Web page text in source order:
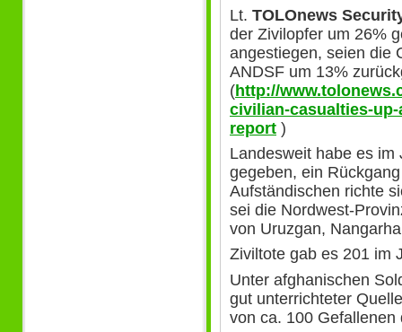
Lt. TOLOnews
der Zivilopfer um 26%
angestiegen, seien die
ANDSF um 13%
(http://
civilian-casualties-
report )
Landesweit habe es
gegeben, ein
Aufständischen richte
sei die Nordwest-
von Uruzgan,
Ziviltote gab es 201 im
Unter afghanischen
gut unterrichteter
von ca. 100